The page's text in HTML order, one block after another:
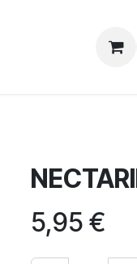
Contactez-nous
5,95 €